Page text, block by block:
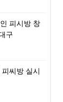
피시방 창
구
씨방 실시